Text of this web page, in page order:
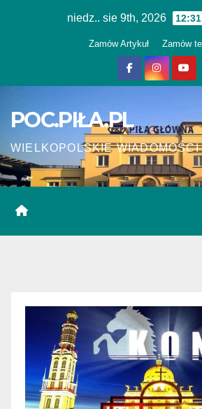
niedz.. sie 9th, 2026
Zamów Artykuł Zamów
POC.PIŁA.PL
WIELKOPOLSKIE WIADOMOŚCI